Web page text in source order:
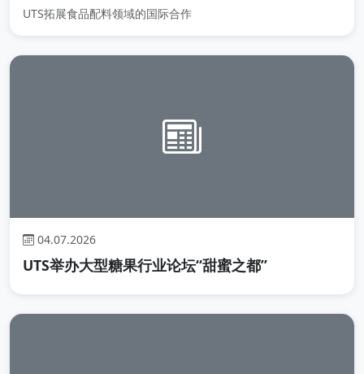
UTS拓展食品配料领域的国际合作
04.07.2026
UTS举办大型糖果行业论坛“甜蜜之都”